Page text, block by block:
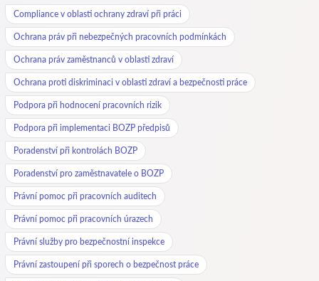
Compliance v oblasti ochrany zdraví při práci
Ochrana práv při nebezpečných pracovních podmínkách
Ochrana práv zaměstnanců v oblasti zdraví
Ochrana proti diskriminaci v oblasti zdraví a bezpečnosti práce
Podpora při hodnocení pracovních rizik
Podpora při implementaci BOZP předpisů
Poradenství při kontrolách BOZP
Poradenství pro zaměstnavatele o BOZP
Právní pomoc při pracovních auditech
Právní pomoc při pracovních úrazech
Právní služby pro bezpečnostní inspekce
Právní zastoupení při sporech o bezpečnost práce